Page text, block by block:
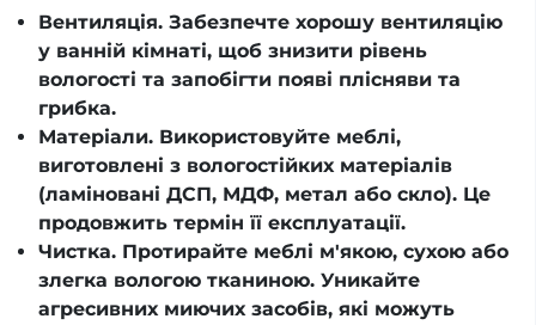
Вентиляція. Забезпечте хорошу вентиляцію
у ванній кімнаті, щоб знизити рівень
вологості та запобігти появі плісняви та
грибка.
Матеріали. Використовуйте меблі,
виготовлені з вологостійких матеріалів
(ламіновані ДСП, МДФ, метал або скло). Це
продовжить термін її експлуатації.
Чистка. Протирайте меблі м'якою, сухою або
злегка вологою тканиною. Уникайте
агресивних миючих засобів, які можуть